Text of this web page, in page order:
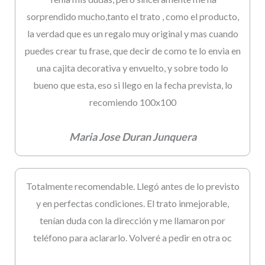
sorprendido mucho,tanto el trato , como el producto,
la verdad que es un regalo muy original y mas cuando
puedes crear tu frase, que decir de como te lo envia en
una cajita decorativa y envuelto, y sobre todo lo
bueno que esta, eso si llego en la fecha prevista, lo
recomiendo 100x100
Maria Jose Duran Junquera
Totalmente recomendable. Llegó antes de lo previsto
y en perfectas condiciones. El trato inmejorable,
tenían duda con la dirección y me llamaron por
teléfono para aclararlo. Volveré a pedir en otra oc